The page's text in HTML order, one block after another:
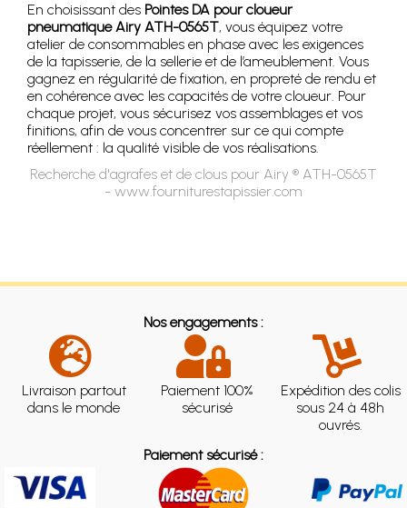
En choisissant des Pointes DA pour cloueur
pneumatique Airy ATH-0565T, vous équipez votre
atelier de consommables en phase avec les exigences
de la tapisserie, de la sellerie et de l’ameublement. Vous
gagnez en régularité de fixation, en propreté de rendu et
en cohérence avec les capacités de votre cloueur. Pour
chaque projet, vous sécurisez vos assemblages et vos
finitions, afin de vous concentrer sur ce qui compte
réellement : la qualité visible de vos réalisations.
Recherche d'agrafes et de clous pour Airy ® ATH-0565T
- www.fourniturestapissier.com
Nos engagements :
Livraison partout
dans le monde
Paiement 100%
sécurisé
Expédition des colis
sous 24 à 48h
ouvrés.
Paiement sécurisé :